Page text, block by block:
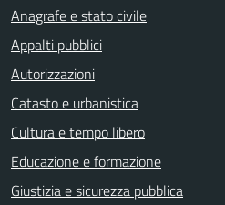
Anagrafe e stato civile
Appalti pubblici
Autorizzazioni
Catasto e urbanistica
Cultura e tempo libero
Educazione e formazione
Giustizia e sicurezza pubblica